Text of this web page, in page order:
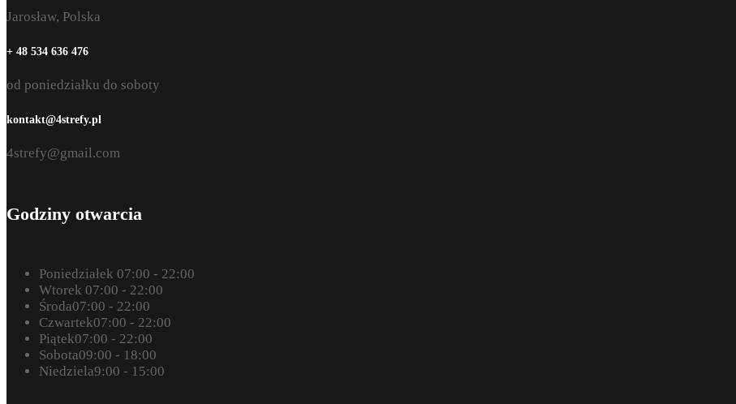
Jarosław, Polska
+ 48 534 636 476
od poniedziałku do soboty
kontakt@4strefy.pl
4strefy@gmail.com
Godziny otwarcia
Poniedziałek 07:00 - 22:00
Wtorek 07:00 - 22:00
Środa07:00 - 22:00
Czwartek07:00 - 22:00
Piątek07:00 - 22:00
Sobota09:00 - 18:00
Niedziela9:00 - 15:00